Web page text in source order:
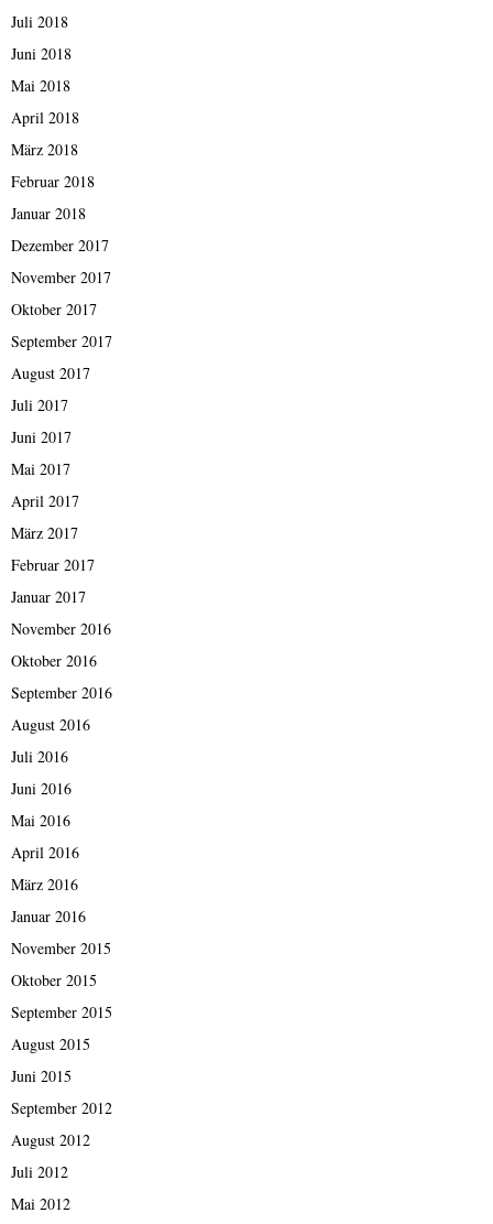
Juli 2018
Juni 2018
Mai 2018
April 2018
März 2018
Februar 2018
Januar 2018
Dezember 2017
November 2017
Oktober 2017
September 2017
August 2017
Juli 2017
Juni 2017
Mai 2017
April 2017
März 2017
Februar 2017
Januar 2017
November 2016
Oktober 2016
September 2016
August 2016
Juli 2016
Juni 2016
Mai 2016
April 2016
März 2016
Januar 2016
November 2015
Oktober 2015
September 2015
August 2015
Juni 2015
September 2012
August 2012
Juli 2012
Mai 2012